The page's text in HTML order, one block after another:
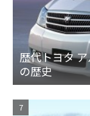
歴代トヨタ
の歴史